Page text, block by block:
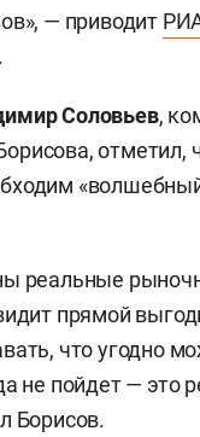
— приводит
Соловьев,
отметил,
реальные
прямой
что угодно
не пойдет — это
Борисов.